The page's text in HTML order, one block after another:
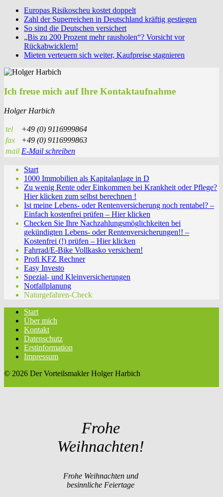
Europas Risikoscheu kostet doppelt
Zahl der Superreichen in Deutschland kräftig gestiegen
So sind die Deutschen versichert
„Bis zu 200 Prozent mehr rausholen“? Vorsicht vor
Rückabwicklern!
Mieten verteuern sich weiter, Kaufpreise stagnieren
Ich freue mich auf Ihre Kontaktaufnahme
Holger Harbich
tel
+49 (0) 9116999864
fax
+49 (0) 9116999863
mail E-Mail schreiben
Start
1000 Immobilien als Kapitalanlage in D
Zu wenig Rente oder Einkommen bei Krankheit oder Pflege?
Hier klicken zum selbst berechnen !
Ist meine Lebens- oder Rentenversicherung noch rentabel? –
Einfach kostenfrei prüfen – Hier klicken
Checken Sie Ihre Nachzahlungsmöglichkeiten bei
gekündigten Lebens- oder Rentenversicherungen!! –
Kostenfrei (!) prüfen – Hier klicken
Fahrrad/E-Bike Vollkasko versichern!
Profi KFZ Rechner
Easy Investo
Spezial- und Kleinversicherungen
Notfallplanung
Naturgefahren-Check
Start
Über mich
Kontakt
Datenschutz
Erstinformation
Impressum
© 2026 Der Vorteilsmakler Holger Harbich
Frohe
Weihnachten!
Frohe Weihnachten und
besinnliche Feiertage